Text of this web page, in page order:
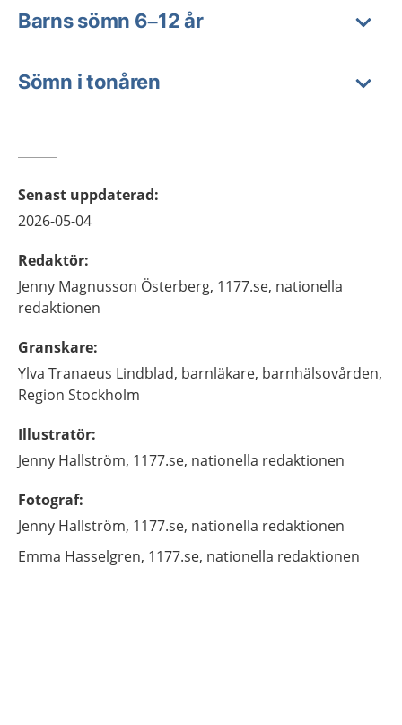
Barns sömn 6–12 år
Sömn i tonåren
Senast uppdaterad:
2026-05-04
Redaktör:
Jenny Magnusson Österberg, 1177.se, nationella
redaktionen
Granskare:
Ylva Tranaeus Lindblad, barnläkare, barnhälsovården,
Region Stockholm
Illustratör:
Jenny Hallström, 1177.se, nationella redaktionen
Fotograf:
Jenny Hallström, 1177.se, nationella redaktionen
Emma Hasselgren, 1177.se, nationella redaktionen